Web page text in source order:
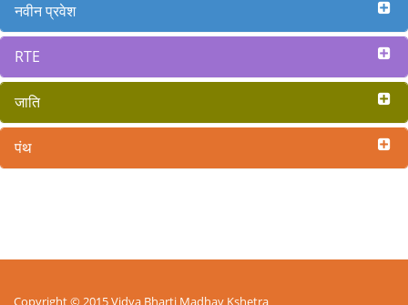
नवीन प्रवेश
RTE
जाति
पंथ
Copyright © 2015 Vidya Bharti Madhay Kshetra